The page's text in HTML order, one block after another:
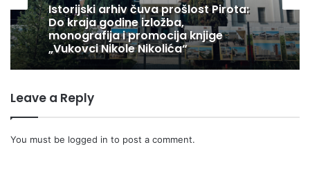
Istorijski arhiv čuva prošlost Pirota:
Do kraja godine izložba,
monografija i promocija knjige
„Vukovci Nikole Nikolića“
Leave a Reply
You must be logged in to post a comment.